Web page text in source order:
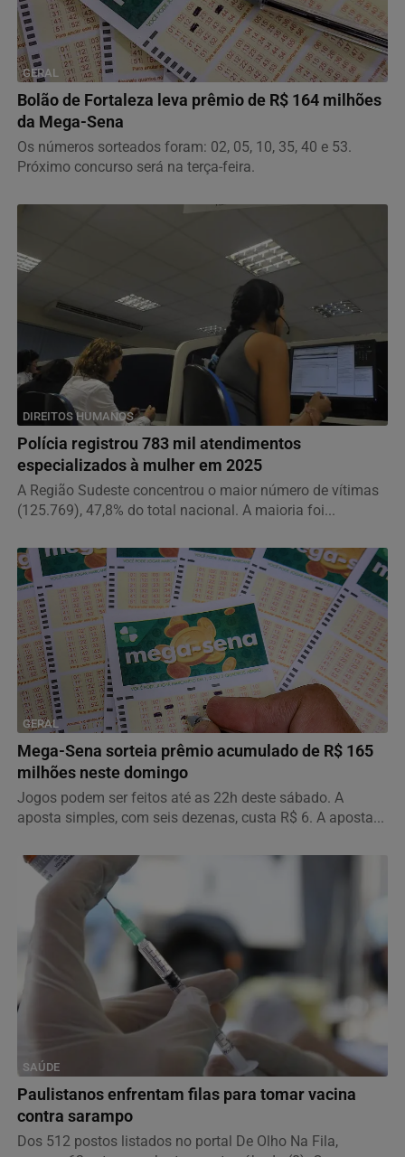
GERAL
Bolão de Fortaleza leva prêmio de R$ 164 milhões
da Mega-Sena
Os números sorteados foram: 02, 05, 10, 35, 40 e 53.
Próximo concurso será na terça-feira.
DIREITOS HUMANOS
Polícia registrou 783 mil atendimentos
especializados à mulher em 2025
A Região Sudeste concentrou o maior número de vítimas
(125.769), 47,8% do total nacional. A maioria foi...
GERAL
Mega-Sena sorteia prêmio acumulado de R$ 165
milhões neste domingo
Jogos podem ser feitos até as 22h deste sábado. A
aposta simples, com seis dezenas, custa R$ 6. A aposta...
SAÚDE
Paulistanos enfrentam filas para tomar vacina
contra sarampo
Dos 512 postos listados no portal De Olho Na Fila,